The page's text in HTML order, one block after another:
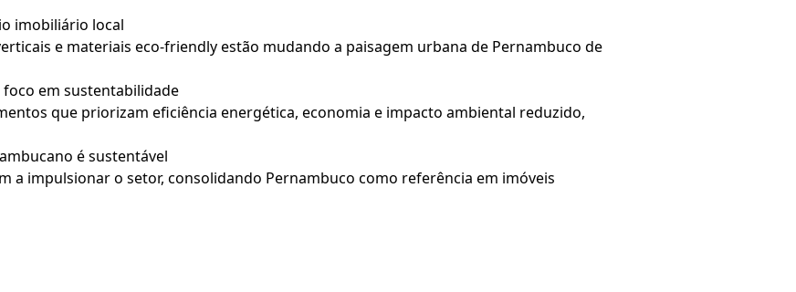
imobiliário local
e materiais eco-friendly estão mudando a paisagem urbana de Pernambuco de
em sustentabilidade
que priorizam eficiência energética, economia e impacto ambiental reduzido,
é sustentável
a impulsionar o setor, consolidando Pernambuco como referência em imóveis